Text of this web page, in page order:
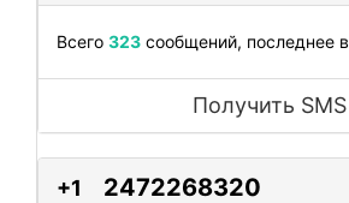
Всего 323 сообщений, последнее в
Получить SMS
+1 2472268320